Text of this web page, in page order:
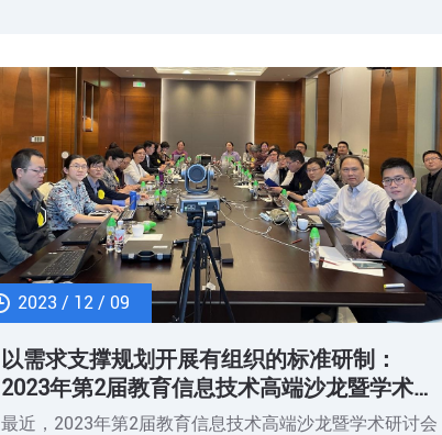
副秘书长、国家教育宏观政策研究院副院长钱冬明教授主
持，来自全国各地的委员、团队专家、单位委员代表共35
人出席了会议。
2023 / 12 / 09
以需求支撑规划开展有组织的标准研制：
2023年第2届教育信息技术高端沙龙暨学术研
讨会--标准基础研究论坛召开
最近，2023年第2届教育信息技术高端沙龙暨学术研讨会